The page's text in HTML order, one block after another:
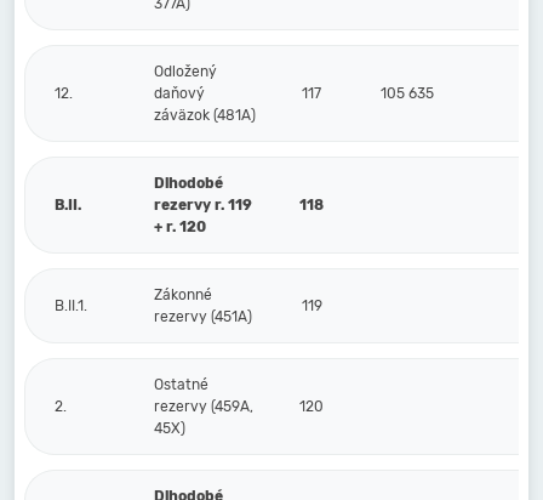
377A)
12.
Odložený
daňový
záväzok (481A)
117 105 635
B.II.
Dlhodobé
rezervy r. 119
+ r. 120
118
B.II.1.
Zákonné
rezervy (451A)
119
2.
Ostatné
rezervy (459A,
45X)
120
Dlhodobé